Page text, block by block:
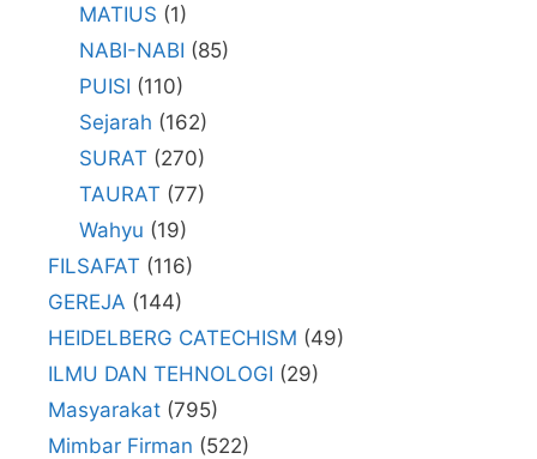
MATIUS (1)
NABI-NABI (85)
PUISI (110)
Sejarah (162)
SURAT (270)
TAURAT (77)
Wahyu (19)
FILSAFAT (116)
GEREJA (144)
HEIDELBERG CATECHISM (49)
ILMU DAN TEHNOLOGI (29)
Masyarakat (795)
Mimbar Firman (522)